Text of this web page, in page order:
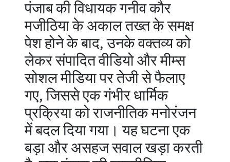
पंजाब की विधायक गनीव कौर
मजीठिया के अकाल तख्त के समक्ष
पेश होने के बाद, उनके वक्तव्य को
लेकर संपादित वीडियो और मीम्स
सोशल मीडिया पर तेजी से फैलाए
गए, जिससे एक गंभीर धार्मिक
प्रक्रिया को राजनीतिक मनोरंजन
में बदल दिया गया। यह घटना एक
बड़ा और असहज सवाल खड़ा करती